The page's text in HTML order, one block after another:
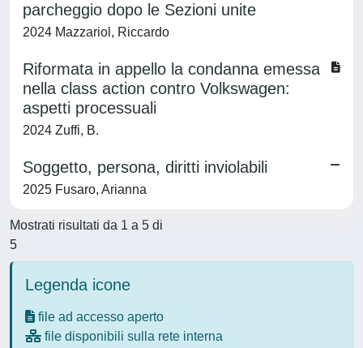
parcheggio dopo le Sezioni unite
2024 Mazzariol, Riccardo
Riformata in appello la condanna emessa
nella class action contro Volkswagen:
aspetti processuali
2024 Zuffi, B.
Soggetto, persona, diritti inviolabili
2025 Fusaro, Arianna
Mostrati risultati da 1 a 5 di
5
Legenda icone
file ad accesso aperto
file disponibili sulla rete interna